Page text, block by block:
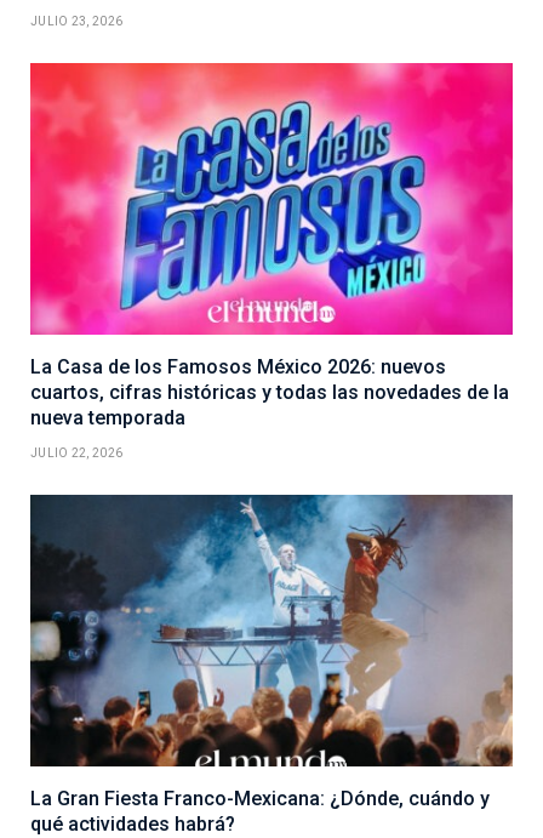
JULIO 23, 2026
La Casa de los Famosos México 2026: nuevos
cuartos, cifras históricas y todas las novedades de la
nueva temporada
JULIO 22, 2026
La Gran Fiesta Franco-Mexicana: ¿Dónde, cuándo y
qué actividades habrá?